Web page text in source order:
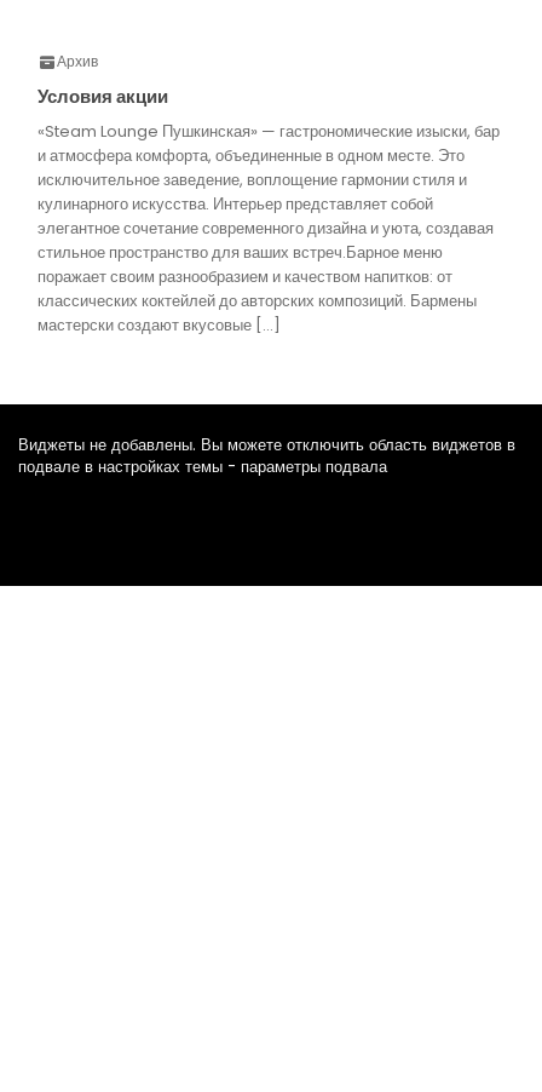
Архив
Условия акции
«Steam Lounge Пушкинская» — гастрономические изыски, бар
и атмосфера комфорта, объединенные в одном месте. Это
исключительное заведение, воплощение гармонии стиля и
кулинарного искусства. Интерьер представляет собой
элегантное сочетание современного дизайна и уюта, создавая
стильное пространство для ваших встреч.Барное меню
поражает своим разнообразием и качеством напитков: от
классических коктейлей до авторских композиций. Бармены
мастерски создают вкусовые […]
Виджеты не добавлены. Вы можете отключить область виджетов в
подвале в настройках темы - параметры подвала